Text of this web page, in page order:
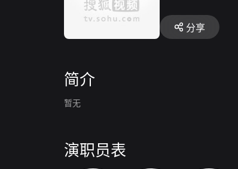
分享
简介
暂无
演职员表